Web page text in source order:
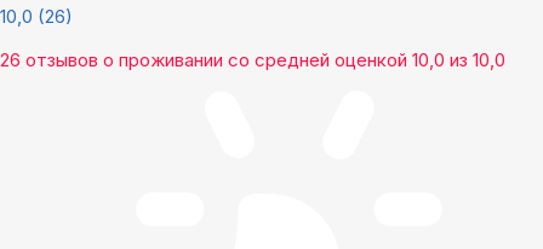
10,0 (26)
26 отзывов о проживании со средней оценкой 10,0 из 10,0